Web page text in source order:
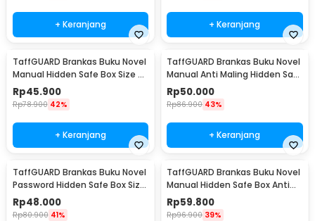
+ Keranjang + Keranjang
TaffGUARD Brankas Buku Novel
Manual Hidden Safe Box Size S
- KB-20L
Rp45.900
Rp78.900 42%
+ Keranjang
TaffGUARD Brankas Buku Novel
Manual Anti Maling Hidden Safe
Box Size S - KB-20L
Rp50.000
Rp86.900 43%
+ Keranjang
TaffGUARD Brankas Buku Novel
Password Hidden Safe Box Size
S - KB-20P
Rp48.000
Rp80.900 41%
TaffGUARD Brankas Buku Novel
Manual Hidden Safe Box Anti
Maling Size M - KB-20L
Rp59.800
Rp96.900 39%